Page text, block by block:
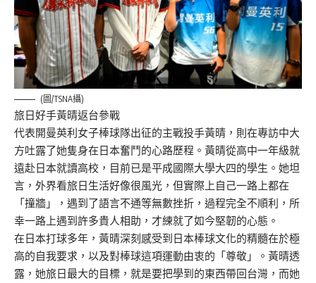
(圖/TSNA攝)
旅日好手黃晴返台參戰
代表開曼英利女子棒球隊出征的主戰投手黃晴，則在專訪中大
方吐露了她隻身在日本奮鬥的心路歷程。黃晴從高中一年級就
遠赴日本就讀高校，目前已是平成國際大學大四的學生。她坦
言，外界看旅日生活好像很風光，但實際上自己一路上都在
「撞牆」，遇到了語言不通等無數挫折，過程完全不順利，所
幸一路上遇到許多貴人相助，才練就了如今堅韌的心態。
在日本打球多年，黃晴深刻感受到日本棒球文化的精髓在於極
高的自我要求，以及對棒球這項運動由衷的「尊敬」。 黃晴透
露，她旅日最大的目標，就是要把學到的東西帶回台灣，而她